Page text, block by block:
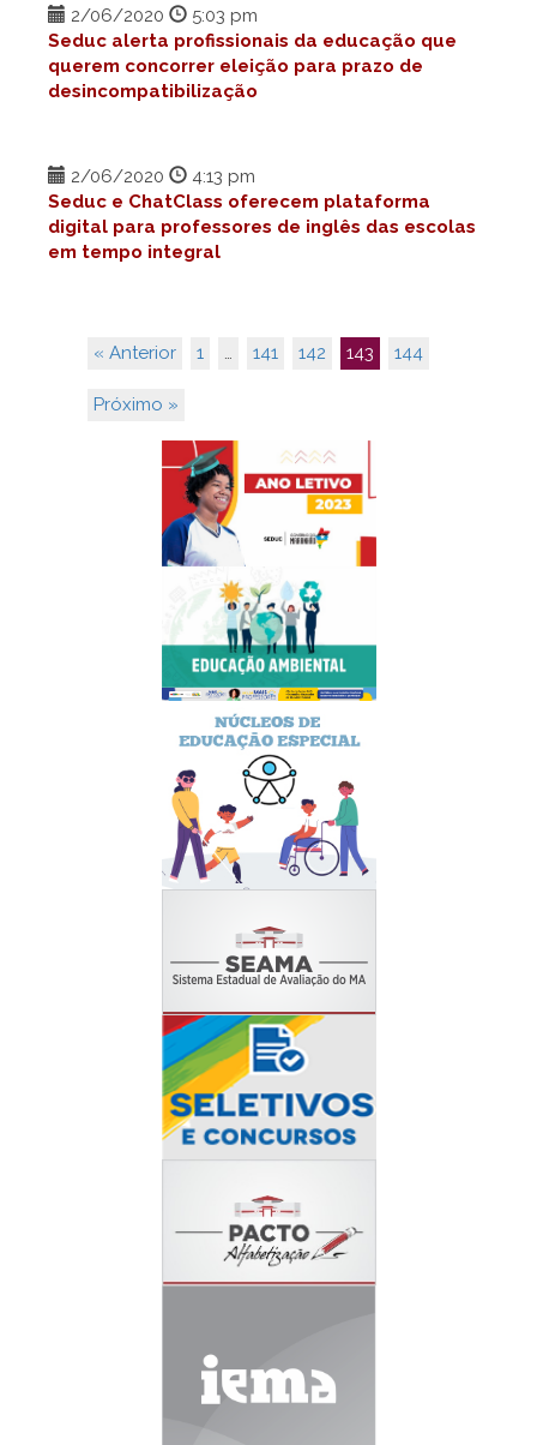
2/06/2020
5:03 pm
Seduc alerta profissionais da educação que
querem concorrer eleição para prazo de
desincompatibilização
2/06/2020
4:13 pm
Seduc e ChatClass oferecem plataforma
digital para professores de inglês das escolas
em tempo integral
« Anterior 1 … 141 142 143 144
Próximo »